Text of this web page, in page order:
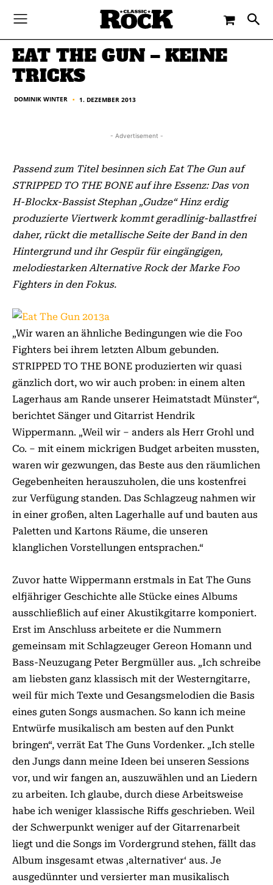
DOMINIK WINTER - 1. DEZEMBER 2013
EAT THE GUN – KEINE
TRICKS
DOMINIK WINTER ■ 1. DEZEMBER 2013
- Advertisement -
Passend zum Titel besinnen sich Eat The Gun auf
STRIPPED TO THE BONE auf ihre Essenz: Das von
H-Blockx-Bassist Stephan „Gudze“ Hinz erdig
produzierte Viertwerk kommt geradlinig-ballastfrei
daher, rückt die metallische Seite der Band in den
Hintergrund und ihr Gespür für eingängigen,
melodiestarken Alternative Rock der Marke Foo
Fighters in den Fokus.
„Wir waren an ähnliche Bedingungen wie die Foo
Fighters bei ihrem letzten Album gebunden.
STRIPPED TO THE BONE produzierten wir quasi
gänzlich dort, wo wir auch proben: in einem alten
Lagerhaus am Rande unserer Heimatstadt Münster“,
berichtet Sänger und Gitarrist Hendrik
Wippermann. „Weil wir – anders als Herr Grohl und
Co. – mit einem mickrigen Budget arbeiten mussten,
waren wir gezwungen, das Beste aus den räumlichen
Gegebenheiten herauszuholen, die uns kostenfrei
zur Verfügung standen. Das Schlagzeug nahmen wir
in einer großen, alten Lagerhalle auf und bauten aus
Paletten und Kartons Räume, die unseren
klanglichen Vorstellungen entsprachen.“
Zuvor hatte Wippermann erstmals in Eat The Guns
elfjähriger Geschichte alle Stücke eines Albums
ausschließlich auf einer Akustikgitarre komponiert.
Erst im Anschluss arbeitete er die Nummern
gemeinsam mit Schlagzeuger Gereon Homann und
Bass-Neuzugang Peter Bergmüller aus. „Ich schreibe
am liebsten ganz klassisch mit der Westerngitarre,
weil für mich Texte und Gesangsmelodien die Basis
eines guten Songs ausmachen. So kann ich meine
Entwürfe musikalisch am besten auf den Punkt
bringen“, verrät Eat The Guns Vordenker. „Ich stelle
den Jungs dann meine Ideen bei unseren Sessions
vor, und wir fangen an, auszuwählen und an Liedern
zu arbeiten. Ich glaube, durch diese Arbeitsweise
habe ich weniger klassische Riffs geschrieben. Weil
der Schwerpunkt weniger auf der Gitarrenarbeit
liegt und die Songs im Vordergrund stehen, fällt das
Album insgesamt etwas ‚alternativer‘ aus. Je
ausgedünnter und versierter man musikalisch